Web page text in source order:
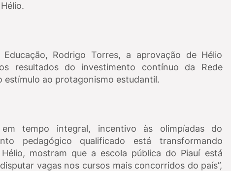
Rodrigo Torres, a aprovação de Hélio
resultados do investimento contínuo da Rede
estímulo ao protagonismo estudantil.
tempo integral, incentivo às olimpíadas do
pedagógico qualificado está transformando
mostram que a escola pública do Piauí está
vagas nos cursos mais concorridos do país”,